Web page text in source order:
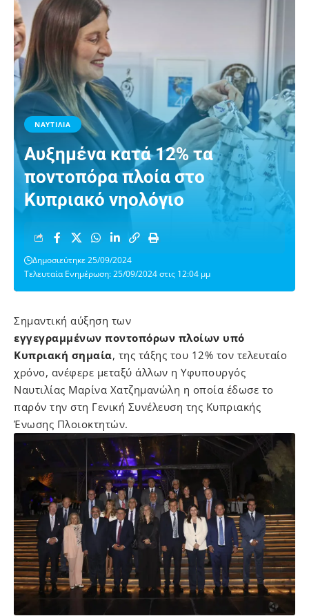
ΝΑΥΤΙΛΙΑ
Aυξημένα κατά 12% τα
ποντοπόρα πλοία στο
Κυπριακό νηολόγιο
Τελευταία Ενημέρωση: 25/09/2024 στις 12:04 μμ
Δημοσιεύτηκε 25/09/2024
Σημαντική αύξηση των
εγγεγραμμένων ποντοπόρων πλοίων υπό
Κυπριακή σημαία, της τάξης του 12% τον τελευταίο
χρόνο, ανέφερε μεταξύ άλλων η Υφυπουργός
Ναυτιλίας Μαρίνα Χατζημανώλη η οποία έδωσε το
παρόν την στη Γενική Συνέλευση της Κυπριακής
Ένωσης Πλοιοκτητών.